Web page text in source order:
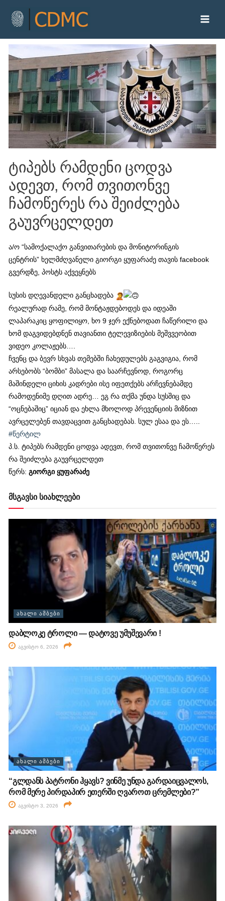
ტიპებს რამდენი ცოდვა
ადევთ, რომ თვითონვე
ჩამოწერეს რა შეიძლება
გაუვრცელდეთ
ა/ო “სამოქალაქო განვითარების და მონიტორინგის
ცენტრის” ხელმძღვანელი გიორგი ყუფარაძე თავის facebook
გვერდზე, პოსტს აქვეყნებს
სუსის დღევანდელი განცხადება
რეალურად რამე, რომ მონტაჟდებოდეს და იდეაში
ლაპარაკიც ყოფილიყო, ხო 9 ჯერ ექნებოდათ ჩაწერილი და
ხომ დაგვიდებდნენ თავიანთი ტელევიზიების მეშვვეობით
ვიდეო კოლაჟებს….
ჩვენც და ბევრ სხვას თემებში ჩახედულებს გაგვიგია, რომ
არსებობს “ბომბი” მასალა და საარჩევნოდ, როგორც
მაშინდელი ციხის კადრები ისე იფეთქებს არჩევნებამდე
რამოდენიმე დღით ადრე… ეგ რა თქმა უნდა სუსშიც და
“ოცნებაშიც” იციან და ეხლა მხოლოდ პრევენციის მიზნით
ავრცელებენ თავდაცვით განცხადებას. სულ ესაა და ეს…..
#წერტილ
პ.ს. ტიპებს რამდენი ცოდვა ადევთ, რომ თვითონვე ჩამოწერეს
რა შეიძლება გაუვრცელდეთ
წერს: გიორგი ყუფარაძე
მსგავსი სიახლეები
ᲐᲮᲐᲚᲘ ᲐᲛᲑᲔᲑᲘ
დაბლოკე ტროლი — დატოვე უმუშევარი !
აგვისტო 6, 2026
ᲐᲮᲐᲚᲘ ᲐᲛᲑᲔᲑᲘ
“გლდანს პატრონი ჰყავს? ვინმე უნდა გარდაიცვალოს,
რომ მერე პირდაპირ ეთერში ღვაროთ ცრემლები?”
აგვისტო 3, 2026